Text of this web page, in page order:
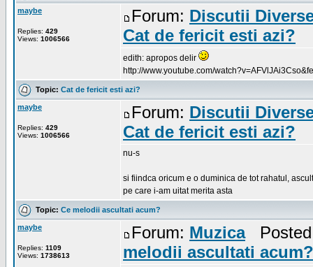
maybe
Replies: 429
Views: 1006566
Forum: Discutii
Cat de fericit esti azi?
edith: apropos delir
http://www.youtube.com/
Topic: Cat de fericit esti azi?
maybe
Replies: 429
Views: 1006566
Forum: Discutii
Cat de fericit esti azi?
nu-s
si fiindca oricum e o duminica de tot rahatul,
pe care i-am uitat merita asta
Topic: Ce melodii ascultati acum?
maybe
Replies: 1109
Views: 1738613
Forum: MuzicaPosted:
melodii ascultati acum?